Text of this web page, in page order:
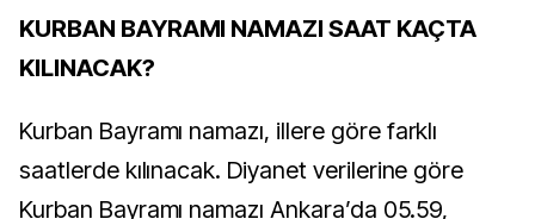
KURBAN BAYRAMI NAMAZI SAAT KAÇTA
KILINACAK?
Kurban Bayramı namazı, illere göre farklı
saatlerde kılınacak. Diyanet verilerine göre
Kurban Bayramı namazı Ankara’da 05.59,